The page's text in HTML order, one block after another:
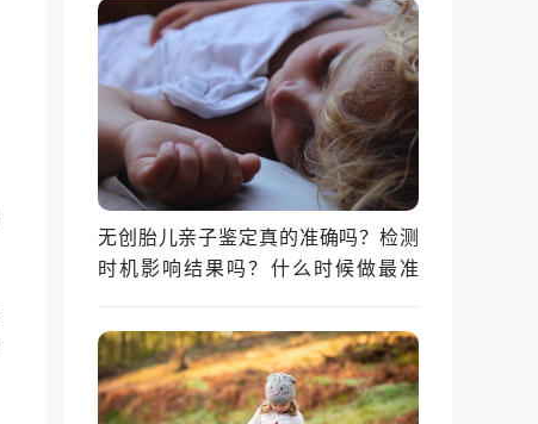
无创胎儿亲子鉴定真的准确吗？检测
时机影响结果吗？什么时候做最准